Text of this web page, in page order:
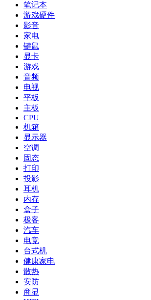
笔记本
游戏硬件
影音
家电
键鼠
显卡
游戏
音频
电视
平板
主板
CPU
机箱
显示器
空调
固态
打印
投影
耳机
内存
盒子
极客
汽车
电竞
台式机
健康家电
散热
安防
商显